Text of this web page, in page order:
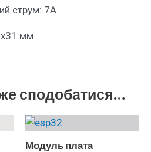
струм: 7А
мм
сподобатися…
Модуль плата